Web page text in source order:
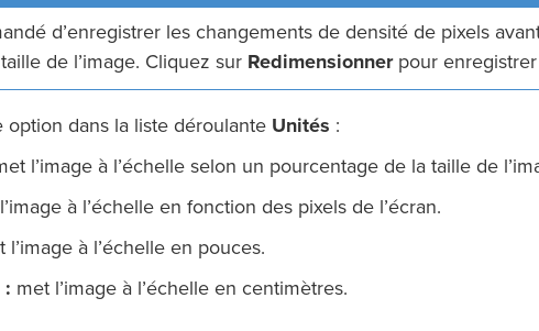
d’enregistrer les changements de densité de pixels
de l’image. Cliquez sur Redimensionnerpour enregistrer
option dans la liste déroulante Unités :
l’image à l’échelle selon un pourcentage de la taille de
à l’échelle en fonction des pixels de l’écran.
l’image à l’échelle en pouces.
: met l’image à l’échelle en centimètres.